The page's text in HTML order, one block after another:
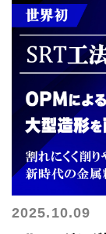
2025.10.09